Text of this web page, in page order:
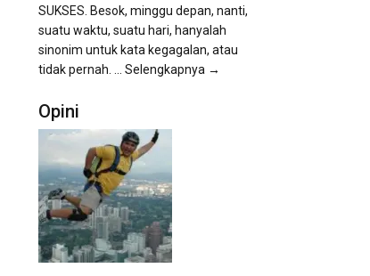
SUKSES. Besok, minggu depan, nanti,
suatu waktu, suatu hari, hanyalah
sinonim untuk kata kegagalan, atau
tidak pernah. ... Selengkapnya →
Opini